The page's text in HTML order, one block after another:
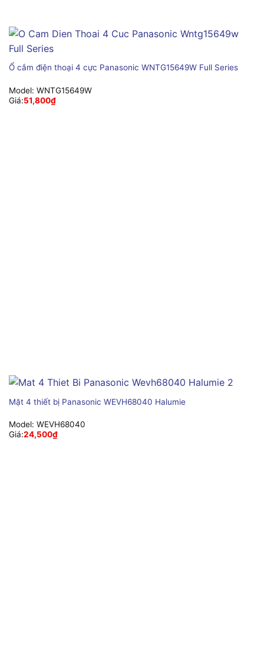
Ổ cắm điện thoại 4 cực Panasonic WNTG15649W Full Series
Model: WNTG15649W
Giá:51,800₫
Mặt 4 thiết bị Panasonic WEVH68040 Halumie
Model: WEVH68040
Giá:24,500₫